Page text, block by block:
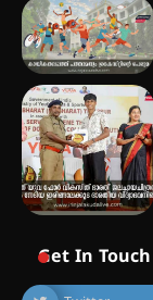
Get In Touch